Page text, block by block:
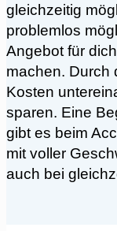
gleichzeitig
problemlos
Angebot für
machen. Durch
Kosten
sparen. Eine
gibt es beim
mit voller
auch bei